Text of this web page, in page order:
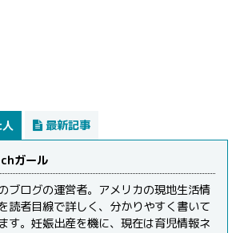
最新記事
ガール
ブログの運営者。アメリカの現地生活情
読者目線で詳しく、分かりやすく書いて
す。妊娠出産を機に、現在は育児情報ネ